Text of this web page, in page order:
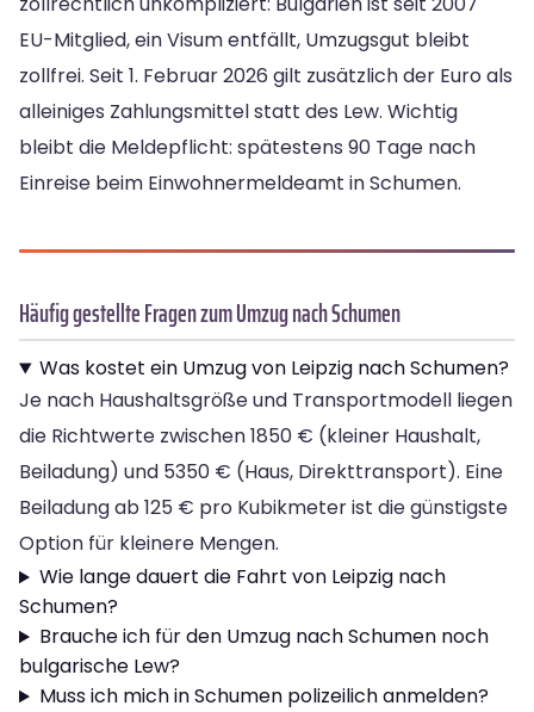
EU-Mitglied, ein Visum entfällt, Umzugsgut bleibt
zollfrei. Seit 1. Februar 2026 gilt zusätzlich der Euro als
alleiniges Zahlungsmittel statt des Lew. Wichtig
bleibt die Meldepflicht: spätestens 90 Tage nach
Einreise beim Einwohnermeldeamt in Schumen.
Häufig gestellte Fragen zum Umzug nach Schumen
Was kostet ein Umzug von Leipzig nach Schumen?
Je nach Haushaltsgröße und Transportmodell liegen
die Richtwerte zwischen 1850 € (kleiner Haushalt,
Beiladung) und 5350 € (Haus, Direkttransport). Eine
Beiladung ab 125 € pro Kubikmeter ist die günstigste
Option für kleinere Mengen.
Wie lange dauert die Fahrt von Leipzig nach
Schumen?
Brauche ich für den Umzug nach Schumen noch
bulgarische Lew?
Muss ich mich in Schumen polizeilich anmelden?